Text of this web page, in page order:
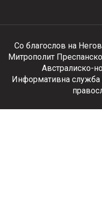
Со благослов на
Митрополит
Австралиско-
Информативна служба